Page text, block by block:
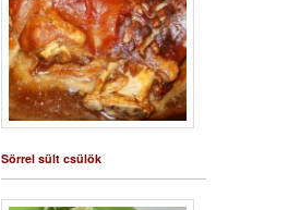
Sörrel sült csülök